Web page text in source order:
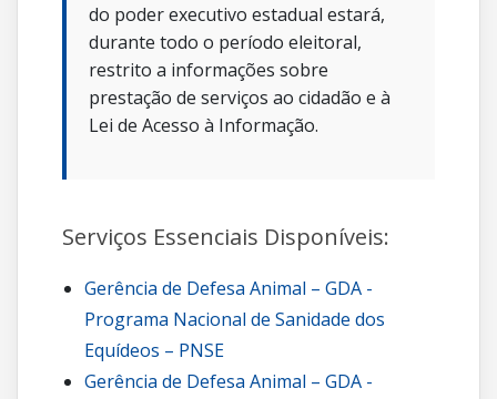
do poder executivo estadual estará,
durante todo o período eleitoral,
restrito a informações sobre
prestação de serviços ao cidadão e à
Lei de Acesso à Informação.
Serviços Essenciais Disponíveis:
Gerência de Defesa Animal – GDA -
Programa Nacional de Sanidade dos
Equídeos – PNSE
Gerência de Defesa Animal – GDA -